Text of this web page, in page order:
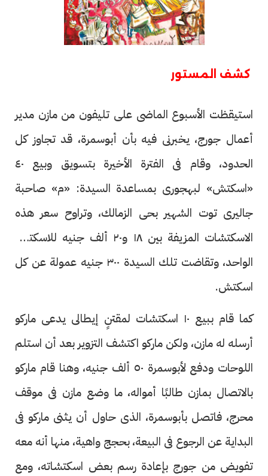
كشف المستور
استيقظت الأسبوع الماضى على تليفون من مازن مدير
أعمال جورج، يخبرنى فيه بأن أبوسمرة، قد تجاوز كل
الحدود، وقام فى الفترة الأخيرة بتسويق وبيع ٤٠
«اسكتش» لبهجورى بمساعدة السيدة: «م» صاحبة
جاليرى توت الشهير بحى الزمالك، وتراوح سعر هذه
الاسكتشات المزيفة بين ١٨ و٢٠ ألف جنيه للاسكتش
الواحد، وتقاضت تلك السيدة ٣٠٠ جنيه عمولة عن كل
اسكتش.
كما قام ببيع ١٠ اسكتشات لمقتنٍ إيطالى يدعى ماركو
أرسله له مازن، ولكن ماركو اكتشف التزوير بعد أن استلم
اللوحات ودفع لأبوسمرة ٥٠ ألف جنيه، وهنا قام ماركو
بالاتصال بمازن طالبًا أمواله، ما وضع مازن فى موقف
محرج، فاتصل بأبوسمرة، الذى حاول أن يثنى ماركو فى
البداية عن الرجوع فى البيعة، بحجج واهية، منها أنه معه
تفويض من جورج بإعادة رسم بعض اسكتشاته، ومع